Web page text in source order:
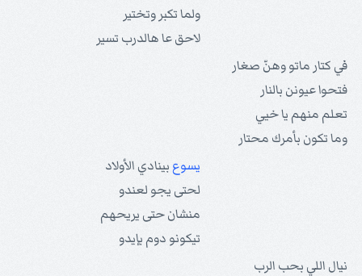
ولما تكبر وتختير
لاحق عا هالدرب تسير
في كتار ماتو وهنّ صغار
فتحوا عيونن بالنار
تعلم منهم يا خيي
وما تكون بأمرك محتار
يسوع بينادي الأولاد
لحتى يجو لعندو
منشان حتى يريحهم
تيكونو دوم بإيدو
نيال اللي بحب الرب